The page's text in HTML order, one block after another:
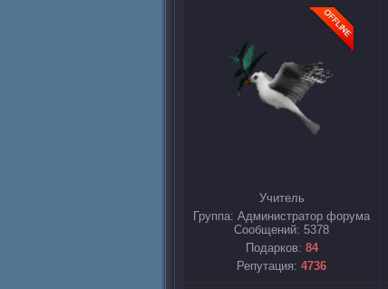
Учитель
Группа: Администратор форума
Сообщений: 5378
Подарков: 84
Репутация: 4736